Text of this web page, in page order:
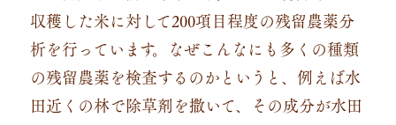
収穫した米に対して200項目程度の残留農薬分
析を行っています。なぜこんなにも多くの種類
の残留農薬を検査するのかというと、例えば水
田近くの林で除草剤を撒いて、その成分が水田